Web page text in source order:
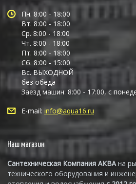
Пн. 8:00 - 18:00
Вт. 8:00 - 18:00
Ср. 8:00 - 18:00
Чт. 8:00 - 18:00
Пт. 8:00 - 18:00
Сб. 8:00 - 15:00
Вс. ВЫХОДНОЙ
без обеда
Заезд машин: 8:00 - 17:00, с
E-mail: info@aqua16.ru
Наш магазин
Сантехническая Компания АКВАна
технического оборудования и